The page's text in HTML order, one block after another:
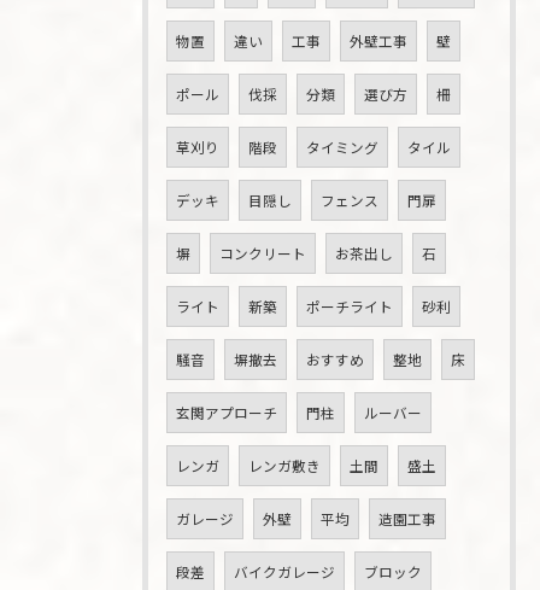
物置 違い 工事 外壁工事 壁
ポール 伐採 分類 選び方 柵
草刈り 階段 タイミング タイル
デッキ 目隠し フェンス 門扉
塀 コンクリート お茶出し 石
ライト 新築 ポーチライト 砂利
騒音 塀撤去 おすすめ 整地 床
玄関アプローチ 門柱 ルーバー
レンガ レンガ敷き 土間 盛土
ガレージ 外壁 平均 造園工事
段差 バイクガレージ ブロック